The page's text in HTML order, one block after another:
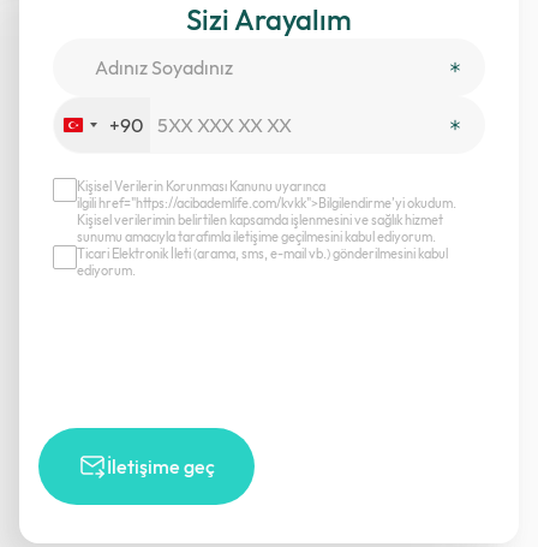
Sizi Arayalım
Turkey
+90
İletişime geç
Kişisel Verilerin Korunması Kanunu uyarınca
ilgili href="https://acibademlife.com/kvkk">Bilgilendirme’yi okudum.
Kişisel verilerimin belirtilen kapsamda işlenmesini ve sağlık hizmet
sunumu amacıyla tarafımla iletişime geçilmesini kabul ediyorum.
Ticari Elektronik İleti (arama, sms, e-mail vb.) gönderilmesini kabul
ediyorum.